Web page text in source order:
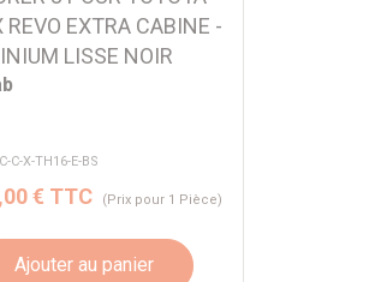
REVO EXTRA CABINE -
LISSE NOIR
C-X-TH16-E-BS
€ TTC (Prix pour 1 Pièce)
Ajouter au panier